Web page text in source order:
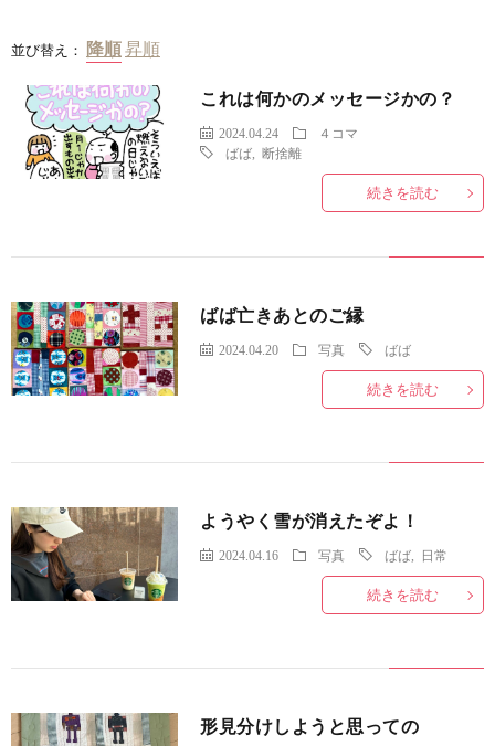
並び替え：
これは何かのメッセージかの？
2024.04.24
４コマ
ばば ,断捨離
続きを読む
ばば亡きあとのご縁
2024.04.20 写真 ばば
続きを読む
ようやく雪が消えたぞよ！
2024.04.16 写真 ばば 日常
続きを読む
形見分けしようと思っての